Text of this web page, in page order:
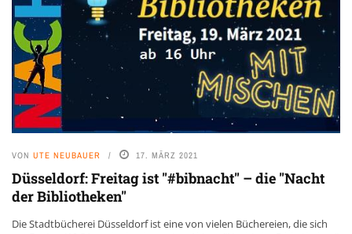
VON UTE NEUBAUER 17. MÄRZ 2021
Düsseldorf: Freitag ist "#bibnacht" – die "Nacht
der Bibliotheken"
Die Stadtbücherei Düsseldorf ist eine von vielen Büchereien, die sich